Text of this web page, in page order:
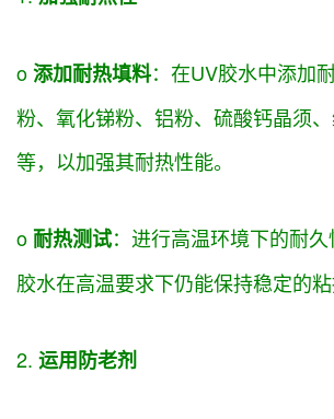
o添加耐热填料：在UV胶水中添加
粉、氧化锑粉、铝粉、硫酸钙晶须
等，以加强其耐热性能。
o耐热测试：进行高温环境下的耐久
胶水在高温要求下仍能保持稳定的粘
2. 运用防老剂